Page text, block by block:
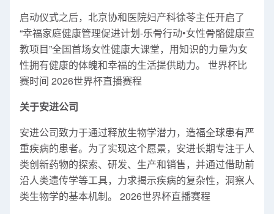
启动仪式之后，北京协和医院妇产科徐苓主任开启了
“幸福家庭健康管理促进计划-乐骨行动•女性骨骼健康宣
教项目”全国首场女性健康大课堂，用知识的力量为女
性拥有健康的体魄和幸福的生活提供助力。 世界杯比
赛时间 2026世界杯直播赛程
关于安进公司
安进公司致力于通过释放生物学潜力，造福全球患有严
重疾病的患者。为了实现这个愿景，安进长期专注于人
类创新药物的探索、研发、生产和销售，并通过借助前
沿人类遗传学等工具，力求揭示疾病的复杂性，洞察人
类生物学的基本机制。 2026世界杯直播赛程